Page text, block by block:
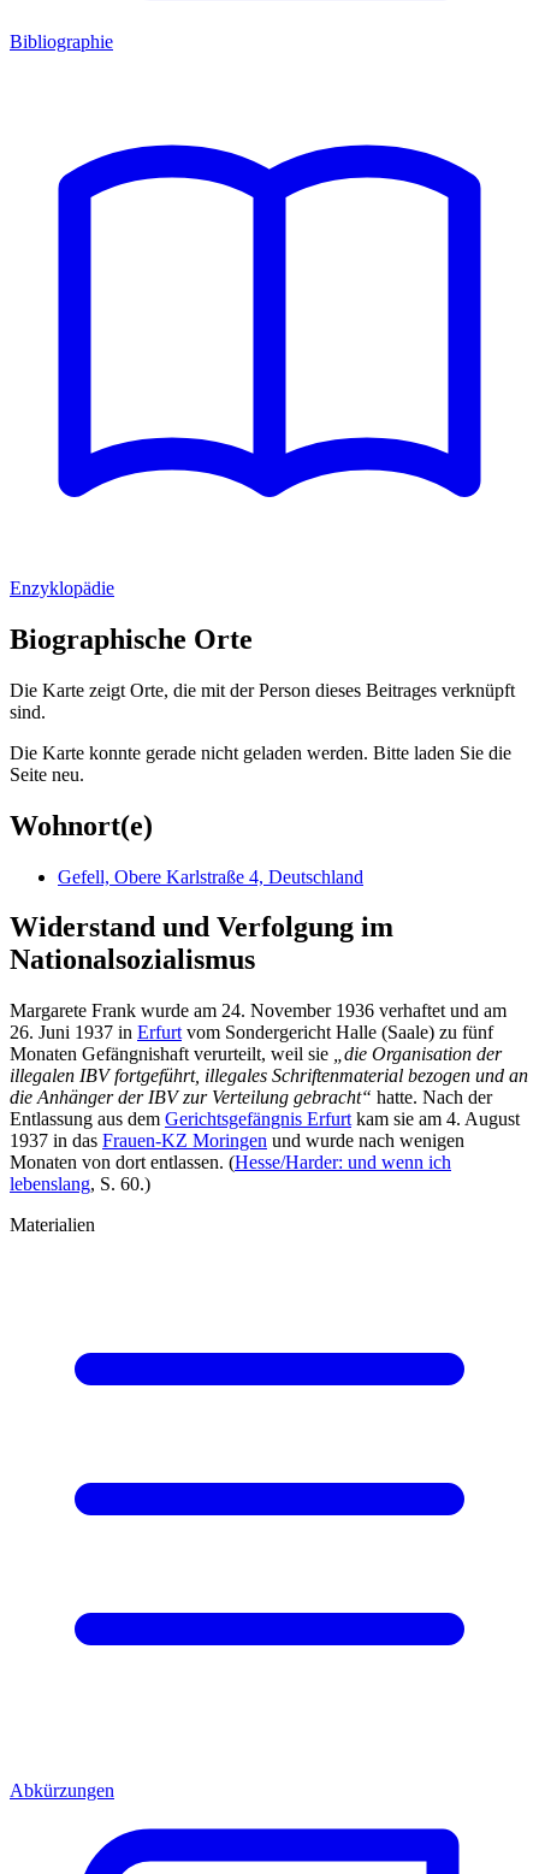
Bibliographie
Enzyklopädie
Biographische Orte
Die Karte zeigt Orte, die mit der Person dieses Beitrages verknüpft
sind.
Die Karte konnte gerade nicht geladen werden. Bitte laden Sie die
Seite neu.
Wohnort(e)
Gefell, Obere Karlstraße 4, Deutschland
Widerstand und Verfolgung im
Nationalsozialismus
Margarete Frank wurde am 24. November 1936 verhaftet und am
26. Juni 1937 in Erfurt vom Sondergericht Halle (Saale) zu fünf
Monaten Gefängnishaft verurteilt, weil sie
„die Organisation der
illegalen IBV fortgeführt, illegales Schriftenmaterial bezogen und an
die Anhänger der IBV zur Verteilung gebracht“ hatte. Nach der
Entlassung aus dem Gerichtsgefängnis Erfurt kam sie am 4. August
1937 in das Frauen-KZ Moringen und wurde nach wenigen
Monaten von dort entlassen. (Hesse/Harder: und wenn ich
lebenslang, S. 60.)
Materialien
Abkürzungen